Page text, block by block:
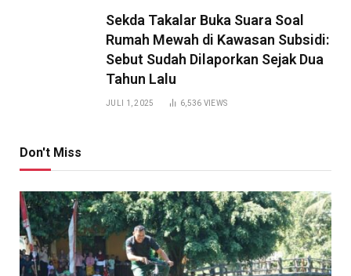
Sekda Takalar Buka Suara Soal
Rumah Mewah di Kawasan Subsidi:
Sebut Sudah Dilaporkan Sejak Dua
Tahun Lalu
JULI 1, 2025 6,536 VIEWS
Don't Miss